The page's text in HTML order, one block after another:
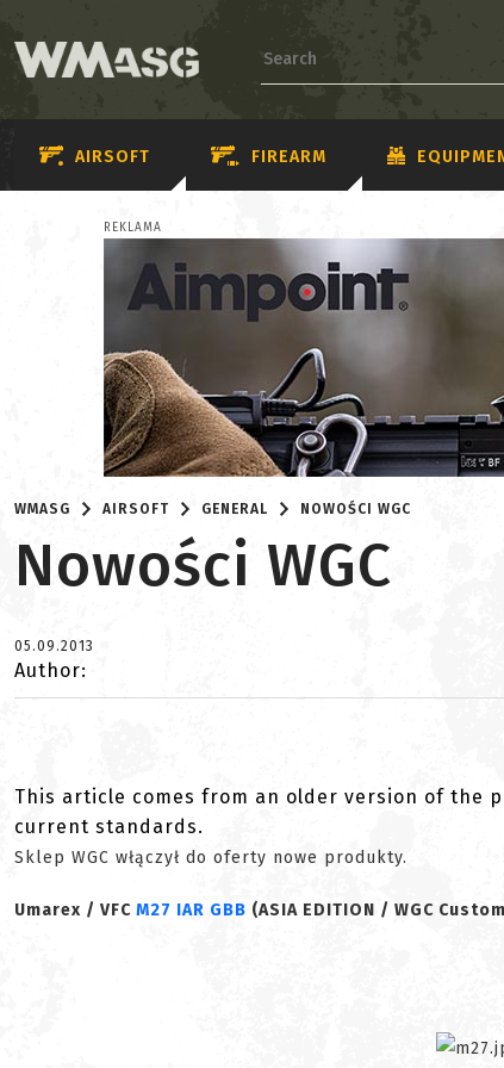
AIRSOFT FIREARM
REKLAMA
WMASG AIRSOFT GENERAL NOWOŚCI WGC
Nowości WGC
05.09.2013
Author:
This article comes from an older version of the
current standards.
Sklep WGC włączył do oferty nowe produkty.
Umarex / VFC M27 IAR GBB (ASIA EDITION / WGC